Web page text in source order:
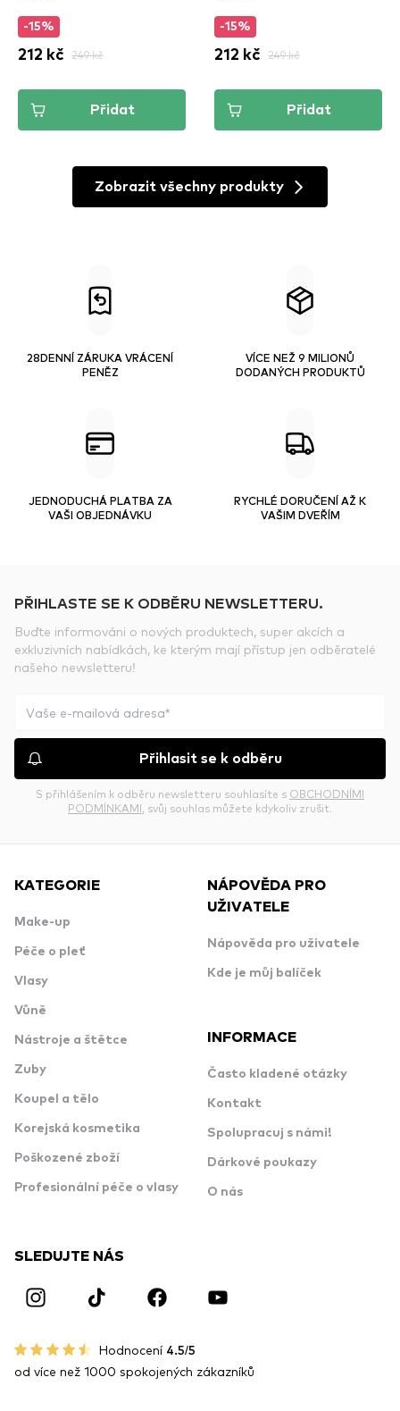
-15%
212 kč 249 kč
Přidat
-15%
212 kč 249 kč
Přidat
Zobrazit všechny produkty
28DENNÍ ZÁRUKA VRÁCENÍ
PENĚZ
VÍCE NEŽ 9 MILIONŮ
DODANÝCH PRODUKTŮ
JEDNODUCHÁ PLATBA ZA
VAŠI OBJEDNÁVKU
RYCHLÉ DORUČENÍ AŽ K
VAŠIM DVEŘÍM
PŘIHLASTE SE K ODBĚRU NEWSLETTERU.
Buďte informováni o nových produktech, super akcích a
exkluzivních nabídkách, ke kterým mají přístup jen odběratelé
našeho newsletteru!
Přihlasit se k odběru
S přihlášením k odběru newsletteru souhlasíte s OBCHODNÍMI
PODMÍNKAMI , svůj souhlas můžete kdykoliv zrušit.
KATEGORIE
Make-up
Péče o pleť
Vlasy
Vůně
Nástroje a štětce
Zuby
Koupel a tělo
Korejská kosmetika
Poškozené zboží
Profesionální péče o vlasy
NÁPOVĚDA PRO
UŽIVATELE
Nápověda pro uživatele
Kde je můj balíček
INFORMACE
Často kladené otázky
Kontakt
Spolupracuj s námi!
Dárkové poukazy
O nás
SLEDUJTE NÁS
Hodnocení 4.5/5
od více než 1000 spokojených zákazníků